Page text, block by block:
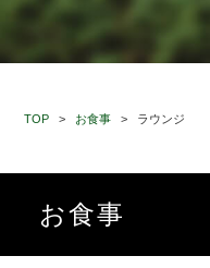
TOP > お食事 > ラウンジ
お食事